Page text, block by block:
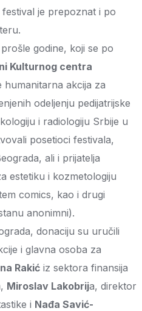
je prepoznat i po
godine, koji se po
Kulturnog centra
humanitarna akcija za
odeljenju pedijatrijske
i radiologiju Srbije u
posetioci festivala,
ali i prijatelja
estetiku i kozmetologiju
comics, kao i drugi
anonimni).
donaciju su uručili
i glavna osoba za
Rakić iz sektora finansija
Miroslav Lakobrija, direktor
i Nađa Savić-